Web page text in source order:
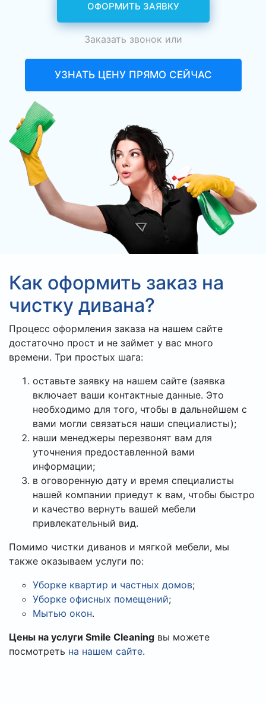
ОФОРМИТЬ ЗАЯВКУ
Заказать звонок или
УЗНАТЬ ЦЕНУ ПРЯМО СЕЙЧАС
Как оформить заказ на
чистку дивана?
Процесс оформления заказа на нашем сайте
достаточно прост и не займет у вас много
времени. Три простых шага:
оставьте заявку на нашем сайте (заявка
включает ваши контактные данные. Это
необходимо для того, чтобы в дальнейшем с
вами могли связаться наши специалисты);
наши менеджеры перезвонят вам для
уточнения предоставленной вами
информации;
в оговоренную дату и время специалисты
нашей компании приедут к вам, чтобы быстро
и качество вернуть вашей мебели
привлекательный вид.
Помимо чистки диванов и мягкой мебели, мы
также оказываем услуги по:
Уборке квартир и частных домов;
Уборке офисных помещений;
Мытью окон.
Цены на услуги Smile Cleaning вы можете
посмотреть на нашем сайте.